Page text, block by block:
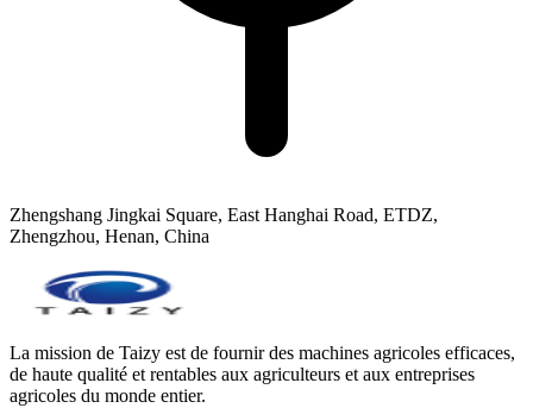
Zhengshang Jingkai Square, East Hanghai Road, ETDZ,
Zhengzhou, Henan, China
La mission de Taizy est de fournir des machines agricoles efficaces,
de haute qualité et rentables aux agriculteurs et aux entreprises
agricoles du monde entier.